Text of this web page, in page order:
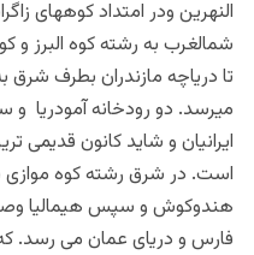
النهرین ودر امتداد کوههای
شمالغرب به رشته کوه البرز و
تا دریاچه مازندران بطرف شرق
میرسد. دو رودخانه آمودریا و
ایرانیان و شاید کانون قدیمی
است. در شرق رشته کوه موازی
هندوکوش و سپس هیمالیا
فارس و دریای عمان می رسد.